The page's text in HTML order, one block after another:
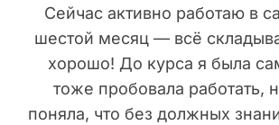
Сейчас активно работаю в
шестой месяц — всё
хорошо! До курса я была
тоже пробовала работать,
поняла, что без должных